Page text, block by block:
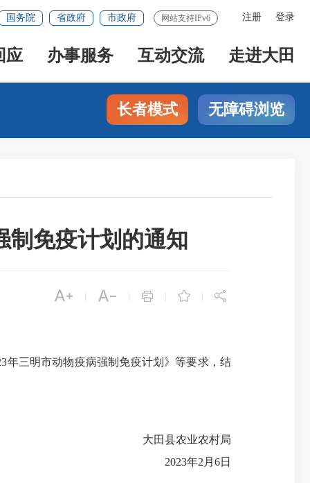
注册 登录
国务院 省政府 市政府 网站支持IPv6
应 办事服务 互动交流 走进大田
长者模式 无障碍浏览
制免疫计划的通知
    
三明市动物疫病强制免疫计划》等要求，结
大田县农业农村局
2023年2月6日